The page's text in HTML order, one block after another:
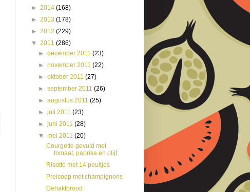
► 2014 (168)
► 2013 (178)
► 2012 (229)
▼ 2011 (286)
►december 2011(23)
►november 2011(22)
►oktober 2011(27)
►september 2011(26)
►augustus 2011(25)
►juli 2011(23)
►juni 2011(28)
▼mei 2011(20)
Courgette gevuld met
tomaat, paprika en olijf
Risotto met 14 peultjes
Preisoep met champignons
Gehaktbrood